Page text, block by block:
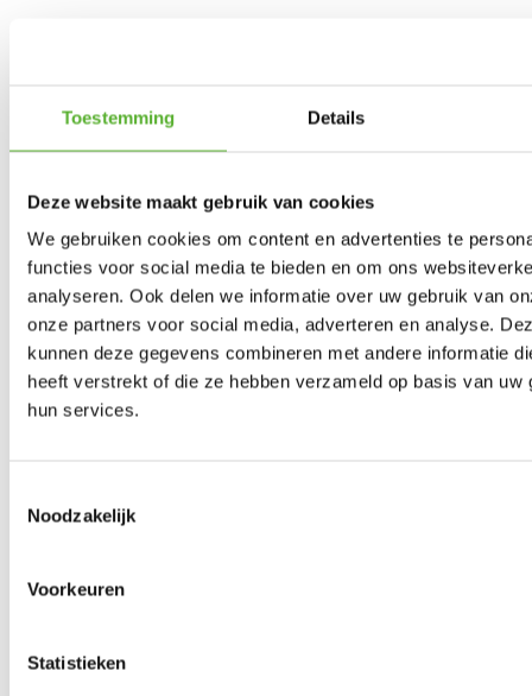
Toestemming Details
Deze website maakt gebruik van cookies
We gebruiken cookies om content en advertenties te
functies voor social media te bieden en om ons
analyseren. Ook delen we informatie over uw gebruik van
onze partners voor social media, adverteren en analyse.
kunnen deze gegevens combineren met andere informatie
heeft verstrekt of die ze hebben verzameld op basis van uw
hun services.
Noodzakelijk
Voorkeuren
Statistieken